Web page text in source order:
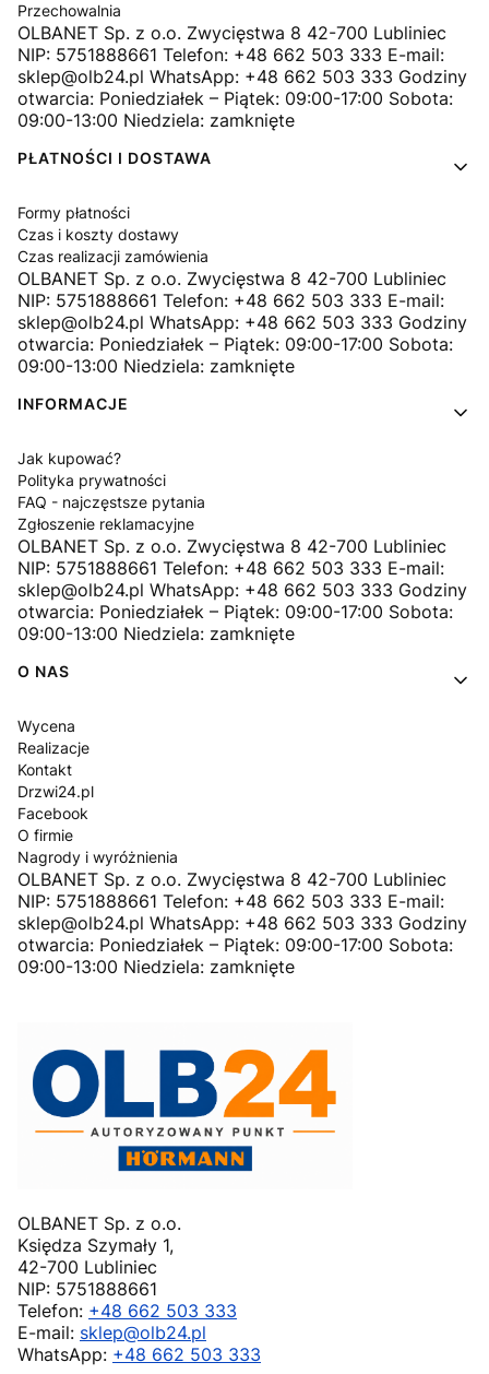
Przechowalnia
OLBANET Sp. z o.o. Zwycięstwa 8 42-700 Lubliniec
NIP: 5751888661 Telefon: +48 662 503 333 E-mail:
sklep@olb24.pl WhatsApp: +48 662 503 333 Godziny
otwarcia: Poniedziałek – Piątek: 09:00-17:00 Sobota:
09:00-13:00 Niedziela: zamknięte
PŁATNOŚCI I DOSTAWA
Formy płatności
Czas i koszty dostawy
Czas realizacji zamówienia
OLBANET Sp. z o.o. Zwycięstwa 8 42-700 Lubliniec
NIP: 5751888661 Telefon: +48 662 503 333 E-mail:
sklep@olb24.pl WhatsApp: +48 662 503 333 Godziny
otwarcia: Poniedziałek – Piątek: 09:00-17:00 Sobota:
09:00-13:00 Niedziela: zamknięte
INFORMACJE
Jak kupować?
Polityka prywatności
FAQ - najczęstsze pytania
Zgłoszenie reklamacyjne
OLBANET Sp. z o.o. Zwycięstwa 8 42-700 Lubliniec
NIP: 5751888661 Telefon: +48 662 503 333 E-mail:
sklep@olb24.pl WhatsApp: +48 662 503 333 Godziny
otwarcia: Poniedziałek – Piątek: 09:00-17:00 Sobota:
09:00-13:00 Niedziela: zamknięte
O NAS
Wycena
Realizacje
Kontakt
Drzwi24.pl
Facebook
O firmie
Nagrody i wyróżnienia
OLBANET Sp. z o.o. Zwycięstwa 8 42-700 Lubliniec
NIP: 5751888661 Telefon: +48 662 503 333 E-mail:
sklep@olb24.pl WhatsApp: +48 662 503 333 Godziny
otwarcia: Poniedziałek – Piątek: 09:00-17:00 Sobota:
09:00-13:00 Niedziela: zamknięte
OLBANET Sp. z o.o.
Księdza Szymały 1,
42-700 Lubliniec
NIP: 5751888661
Telefon: +48 662 503 333
E-mail: sklep@olb24.pl
WhatsApp: +48 662 503 333